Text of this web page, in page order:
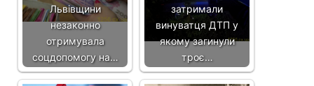
Львівщини
незаконно
отримувала
соцдопомогу на…
затримали
винуватця ДТП у
якому загинули
троє…